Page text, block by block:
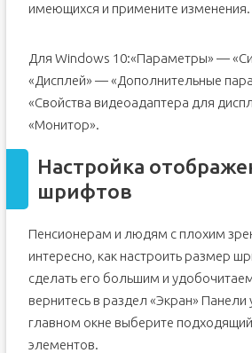
имеющихся и примените изменения.
Для Windows 10:«Параметры» —
«Дисплей» — «Дополнительные
«Свойства видеоадаптера для
«Монитор».
Настройка
шрифтов
Пенсионерам и людям с плохим
интересно, как настроить размер
сделать его большим и
вернитесь в раздел «Экран» Панели
главном окне выберите
элементов.